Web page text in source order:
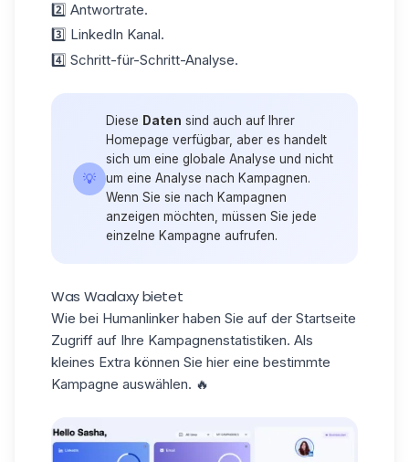
2️⃣ Antwortrate.
3️⃣ LinkedIn Kanal.
4️⃣ Schritt-für-Schritt-Analyse.
💡
Diese Daten sind auch auf Ihrer
Homepage verfügbar, aber es handelt
sich um eine globale Analyse und nicht
um eine Analyse nach Kampagnen.
Wenn Sie sie nach Kampagnen
anzeigen möchten, müssen Sie jede
einzelne Kampagne aufrufen.
Was Waalaxy bietet
Wie bei Humanlinker haben Sie auf der Startseite
Zugriff auf Ihre Kampagnenstatistiken. Als
kleines Extra können Sie hier eine bestimmte
Kampagne auswählen. 🔥